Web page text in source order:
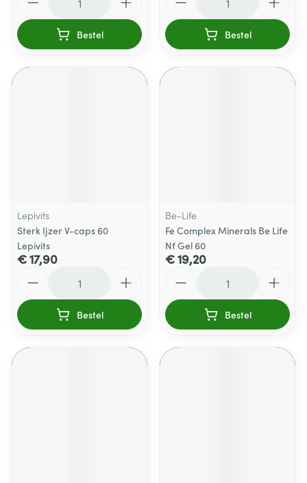
Bestel Bestel
Lepivits
Sterk Ijzer V-caps 60
Lepivits
€ 17,90
Bestel
Be-Life
Fe Complex Minerals Be Life
Nf Gel 60
€ 19,20
Bestel